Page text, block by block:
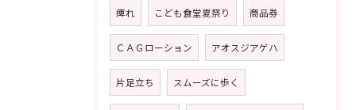
痺れ こども食堂夏祭り 商品券
ＣＡＧローション アオスジアゲハ
片足立ち スムーズに歩く